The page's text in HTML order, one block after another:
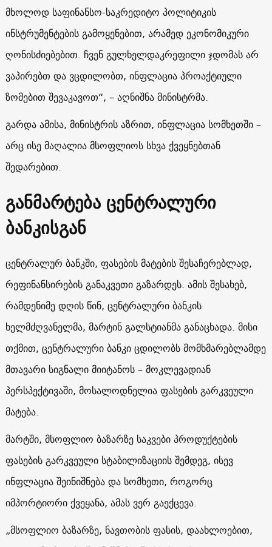
მხოლოდ საფინანსო-საკრედიტო პოლიტიკის
ინსტრუმენტების გამოყენებით, არამედ ეკონომიკური
ღონისძიებებით. ჩვენ გულხელდაკრეფილი ჯდომას არ
ვაპირებთ და ვცდილობთ, ინფლაცია პროაქტიული
ზომებით შევაკავოთ“, – აღნიშნა მინისტრმა.
გარდა ამისა, მინისტრის აზრით, ინფლაცია სომხეთში –
არც ისე მაღალია მსოფლიოს სხვა ქვეყნებთან
შედარებით.
განმარტება ცენტრალური
ბანკისგან
ცენტრალურ ბანკში, ფასების მატების შესაჩერებლად,
რეფინანსირების განაკვეთი გაზარდეს. ამის შესახებ,
რამდენიმე დღის წინ, ცენტრალური ბანკის
ხელმძღვანელმა, მარტინ გალსტიანმა განაცხადა. მისი
თქმით, ცენტრალური ბანკი ცდილობს მომხმარებლამდე
მთავარი სიგნალი მიიტანოს – მოკლევადიან
პერსპექტივაში, მოსალოდნელია ფასების გარკვეული
მატება.
მარტში, მსოფლიო ბაზარზე საკვები პროდუქტების
ფასების გარკვეული სტაბილიზაციის შემდეგ, ისევ
ინფლაცია შეინიშნება და სომხეთი, როგორც
იმპორტიორი ქვეყანა, ამას ვერ გაექცევა.
„მსოფლიო ბაზარზე, ნავთობის ფასის, დაახლოებით,